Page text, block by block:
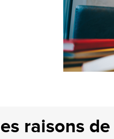
raisons